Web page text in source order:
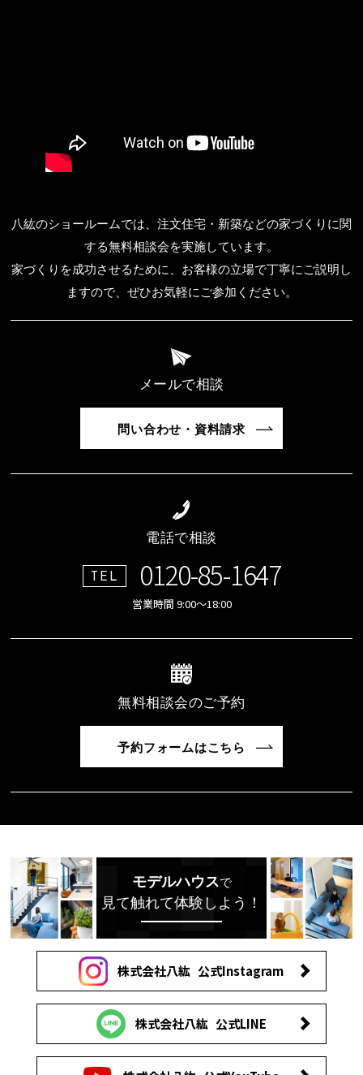
八紘のショールームでは、注文住宅・新築などの家づくりに関
する無料相談会を実施しています。
家づくりを成功させるために、お客様の立場で丁寧にご説明し
ますので、ぜひお気軽にご参加ください。
メールで相談
問い合わせ・資料請求
電話で相談
TEL 0120-85-1647
営業時間 9:00～18:00
無料相談会のご予約
予約フォームはこちら
モデルハウスで
見て触れて体験しよう！
株式会社八紘 公式Instagram
株式会社八紘 公式LINE